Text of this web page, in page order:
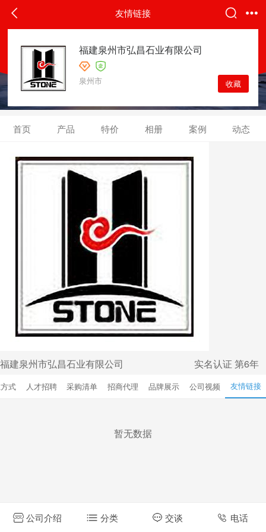
友情链接
福建泉州市弘昌石业有限公司
泉州市 收藏
首页 产品 特价 相册 案例 动态
返回
友情链接
福建泉州市弘昌石业有限公司 实名认证 第6年
式 人才招聘 采购清单 招商代理 品牌展示 公司视频 友情链接
暂无数据
公司介绍 分类 交谈 电话